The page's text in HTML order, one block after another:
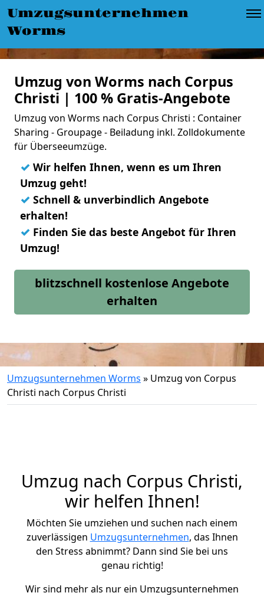
Umzugsunternehmen
Worms
Umzug von Worms nach Corpus
Christi | 100 % Gratis-Angebote
Umzug von Worms nach Corpus Christi : Container
Sharing - Groupage - Beiladung inkl. Zolldokumente
für Überseeumzüge.
✓ Wir helfen Ihnen, wenn es um Ihren
Umzug geht!
✓ Schnell & unverbindlich Angebote
erhalten!
✓ Finden Sie das beste Angebot für Ihren
Umzug!
blitzschnell kostenlose Angebote
erhalten
Umzugsunternehmen Worms » Umzug von Corpus
Christi nach Corpus Christi
Umzug nach Corpus Christi,
wir helfen Ihnen!
Möchten Sie umziehen und suchen nach einem
zuverlässigen Umzugsunternehmen, das Ihnen
den Stress abnimmt? Dann sind Sie bei uns
genau richtig!
Wir sind mehr als nur ein Umzugsunternehmen